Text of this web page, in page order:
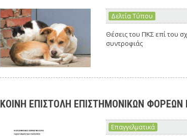
Δελτία Τύπου
Θέσεις του ΠΚΣ επί του
συντροφιάς
ΚΟΙΝΗ ΕΠΙΣΤΟΛΗ ΕΠΙΣΤΗΜΟΝΙΚΩΝ
Επαγγελματικά